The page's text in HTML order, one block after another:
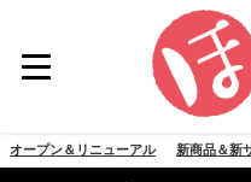
オープン＆リニューアル 新商品＆新